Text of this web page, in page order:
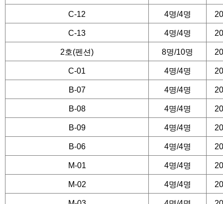
■ 환불규정
이용 10 일전 : 100% 환
이용 7 일전 : 예약금에
이용 5 일전 : 예약금에
이용 3 일전 : 예약금에
이용 2 일전 : 취소,변경,
니다.
환불 시 입금자명으로
액이 환불됩니다.
C-12 4명/4명
C-13 4명/4명
2호(펜션) 8명/10명
C-01 4명/4명
B-07 4명/4명
B-08 4명/4명
B-09 4명/4명
B-06 4명/4명
M-01 4명/4명
M-02 4명/4명